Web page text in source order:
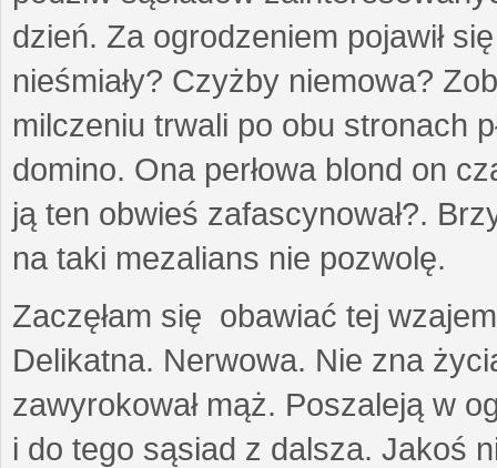
dzień. Za ogrodzeniem pojawił
nieśmiały? Czyżby niemowa?
milczeniu trwali po obu stronach
domino. Ona perłowa blond on
ją ten obwieś zafascynował?.
na taki mezalians nie pozwolę.
Zaczęłam się obawiać tej
Delikatna. Nerwowa. Nie zna
zawyrokował mąż. Poszaleją w
i do tego sąsiad z dalsza. Jakoś